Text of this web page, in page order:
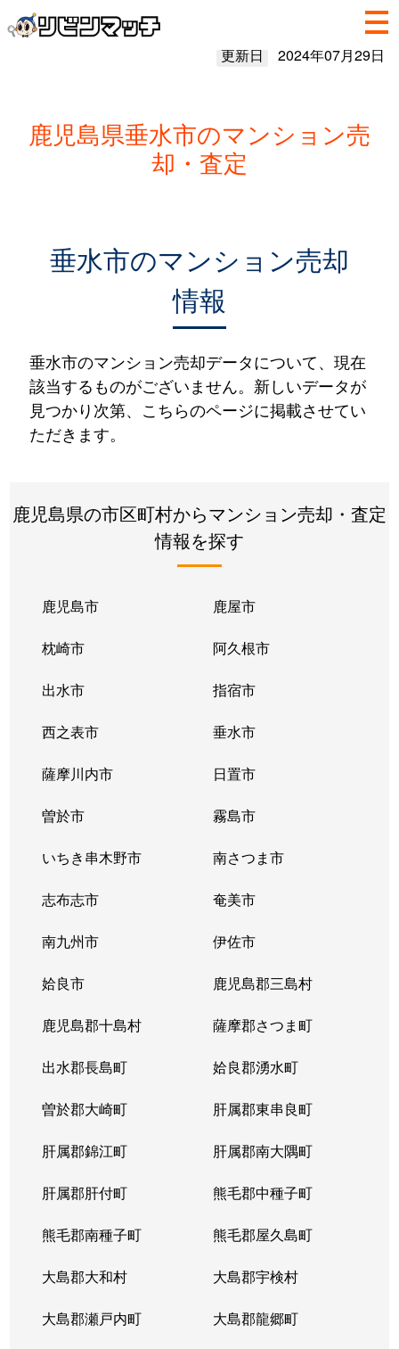
更新日 2024年07月29日
鹿児島県垂水市のマンション売
却・査定
垂水市のマンション売却
情報
垂水市のマンション売却データについて、現在
該当するものがございません。新しいデータが
見つかり次第、こちらのページに掲載させてい
ただきます。
鹿児島県の市区町村からマンション売却・査定
情報を探す
鹿児島市 鹿屋市
枕崎市 阿久根市
出水市 指宿市
西之表市 垂水市
薩摩川内市 日置市
曽於市 霧島市
いちき串木野市 南さつま市
志布志市 奄美市
南九州市 伊佐市
姶良市 鹿児島郡三島村
鹿児島郡十島村 薩摩郡さつま町
出水郡長島町 姶良郡湧水町
曽於郡大崎町 肝属郡東串良町
肝属郡錦江町 肝属郡南大隅町
肝属郡肝付町 熊毛郡中種子町
熊毛郡南種子町 熊毛郡屋久島町
大島郡大和村 大島郡宇検村
大島郡瀬戸内町 大島郡龍郷町